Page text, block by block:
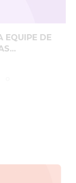
EQUIPE DE